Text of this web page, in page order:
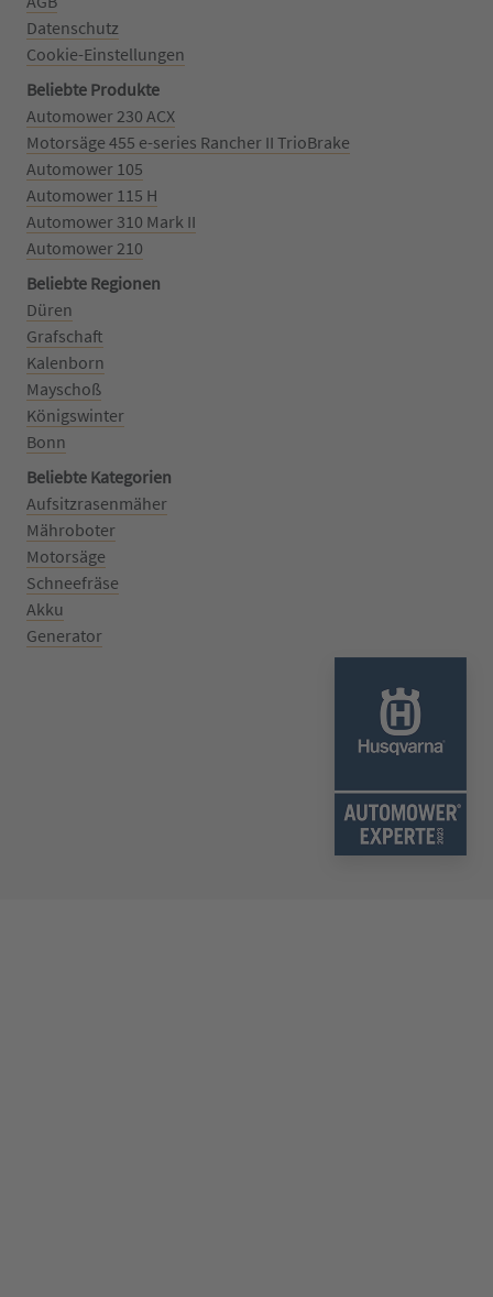
Datenschutz
Cookie-Einstellungen
Beliebte Produkte
Automower 230 ACX
Motorsäge 455 e-series Rancher II TrioBrake
Automower 105
Automower 115 H
Automower 310 Mark II
Automower 210
Beliebte Regionen
Düren
Grafschaft
Kalenborn
Mayschoß
Königswinter
Bonn
Beliebte Kategorien
Aufsitzrasenmäher
Mähroboter
Motorsäge
Schneefräse
Akku
Generator